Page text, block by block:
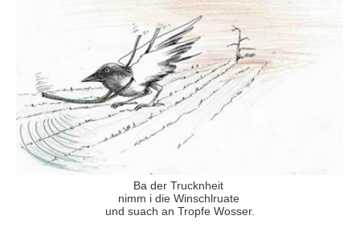
Ba der Trucknheit
nimm i die Winschlruate
und suach an Tropfe Wosser.